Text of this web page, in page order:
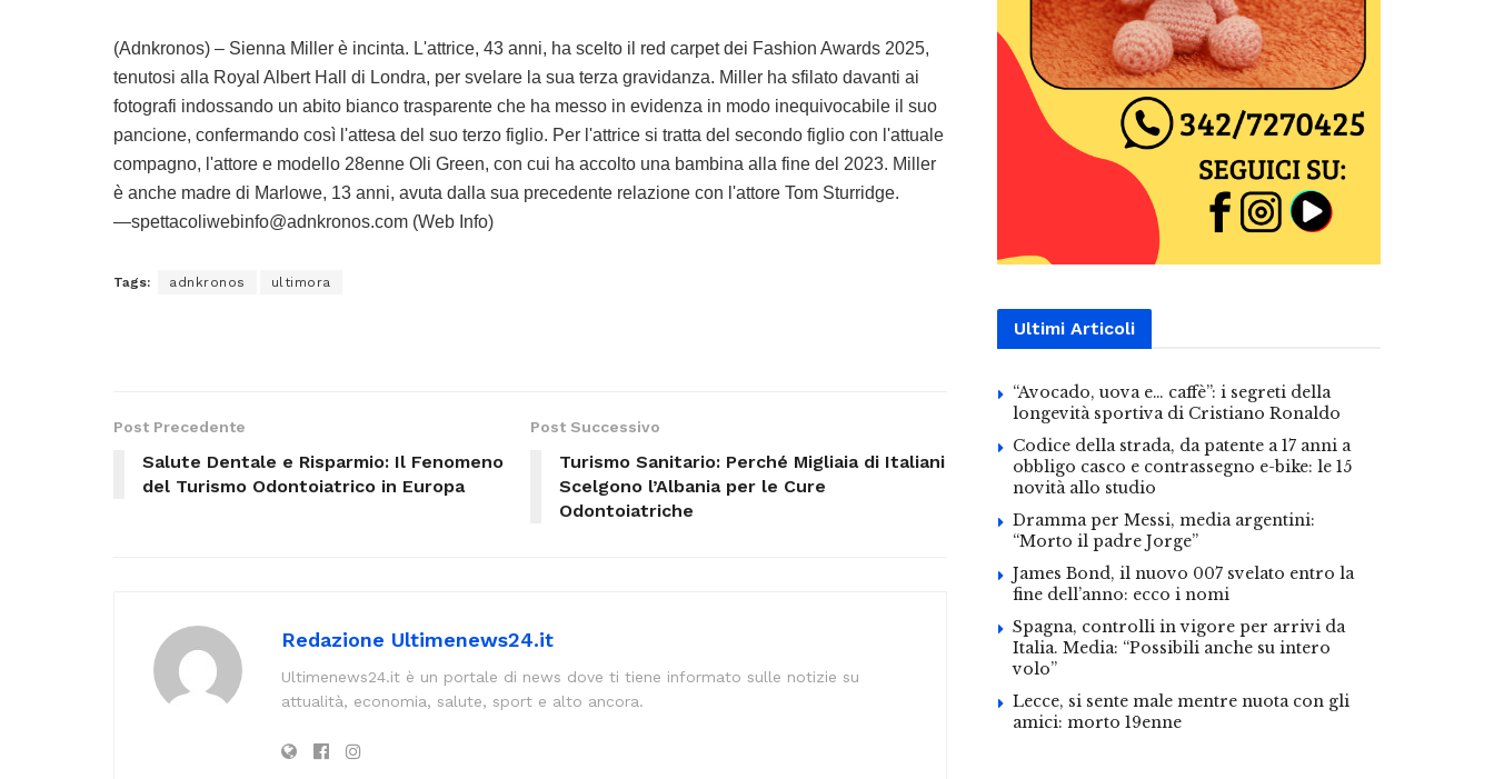
(Adnkronos) – Sienna Miller è incinta. L'attrice, 43 anni, ha scelto il red carpet dei Fashion Awards 2025,
tenutosi alla Royal Albert Hall di Londra, per svelare la sua terza gravidanza. Miller ha sfilato davanti ai
fotografi indossando un abito bianco trasparente che ha messo in evidenza in modo inequivocabile il suo
pancione, confermando così l'attesa del suo terzo figlio. Per l'attrice si tratta del secondo figlio con l'attuale
compagno, l'attore e modello 28enne Oli Green, con cui ha accolto una bambina alla fine del 2023. Miller
è anche madre di Marlowe, 13 anni, avuta dalla sua precedente relazione con l'attore Tom Sturridge.
—spettacoliwebinfo@adnkronos.com (Web Info)
Tags: adnkronos ultimora
Post Precedente
Salute Dentale e Risparmio: Il Fenomeno
del Turismo Odontoiatrico in Europa
Post Successivo
Turismo Sanitario: Perché Migliaia di Italiani
Scelgono l’Albania per le Cure
Odontoiatriche
Redazione Ultimenews24.it
Ultimenews24.it è un portale di news dove ti tiene informato sulle notizie su
attualità, economia, salute, sport e alto ancora.
Ultimi Articoli
“Avocado, uova e… caffè”: i segreti della
longevità sportiva di Cristiano Ronaldo
Codice della strada, da patente a 17 anni a
obbligo casco e contrassegno e-bike: le 15
novità allo studio
Dramma per Messi, media argentini:
“Morto il padre Jorge”
James Bond, il nuovo 007 svelato entro la
fine dell’anno: ecco i nomi
Spagna, controlli in vigore per arrivi da
Italia. Media: “Possibili anche su intero
volo”
Lecce, si sente male mentre nuota con gli
amici: morto 19enne